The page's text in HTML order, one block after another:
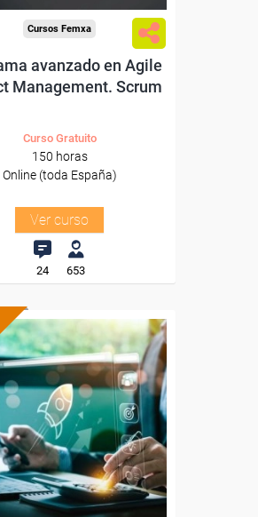
Cursos Femxa
avanzado en Agile
Management. Scrum
Curso Gratuito
150 horas
Online (toda España)
Ver curso
24 653
Formación 100%
subvencionada.
desempleados,
y autónomos.
Sector
-Administración.